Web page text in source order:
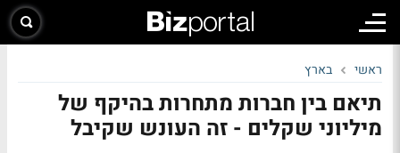
ראשי בארץ
תיאם בין חברות מתחרות בהיקף של
מיליוני שקלים - זה העונש שקיבל